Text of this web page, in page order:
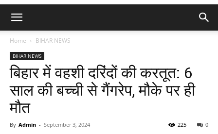
Home BIHAR NEWS
BIHAR NEWS
बिहार में वहशी दरिंदों की करतूत: 6
साल की बच्ची से गैंगरेप, मौके पर ही
मौत
By Admin - September 3, 2024 0
225